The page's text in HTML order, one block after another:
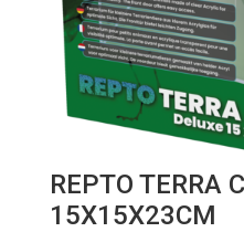
REPTO TERRA
15X15X23CM